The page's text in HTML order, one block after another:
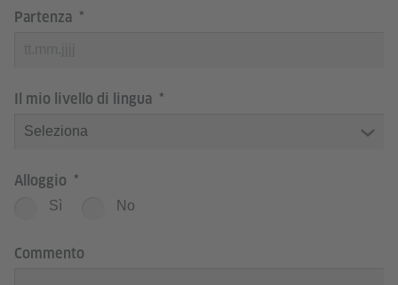
Partenza
Il mio livello di lingua
Alloggio
Sì No
Commento